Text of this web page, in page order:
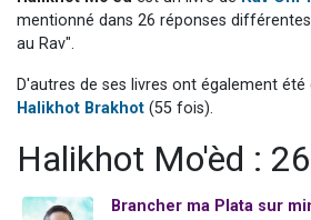
Il reste 49 places pour
12 nouvelles
mentionné dans 26 réponses
au Rav".
D'autres de ses livres ont également
Halikhot Brakhot (55 fois).
Halikhot Mo'èd :
Brancher ma Plata sur